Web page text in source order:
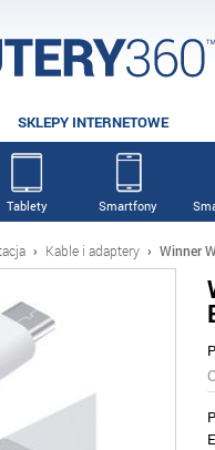
SKLEPY INTERNETOWE
Tablety Smartfony
› Kable i adaptery › Winner